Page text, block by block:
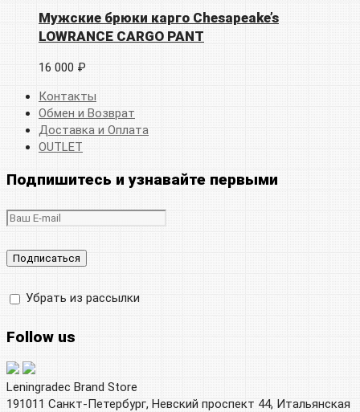
Мужские брюки карго Chesapeake’s
LOWRANCE CARGO PANT
16 000 ₽
Контакты
Обмен и Возврат
Доставка и Оплата
OUTLET
Подпишитесь и узнавайте первыми
Убрать из рассылки
Follow us
Leningradec Brand Store
191011 Санкт-Петербург, Невский проспект 44, Итальянская